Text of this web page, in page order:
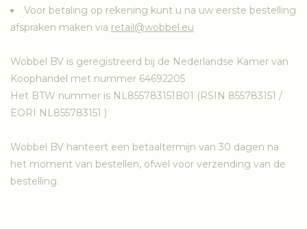
Voor betaling op rekening kunt u na uw eerste bestelling
afspraken maken via retail@wobbel.eu
Wobbel BV is geregistreerd bij de Nederlandse Kamer van
Koophandel met nummer 64692205
Het BTW nummer is NL855783151B01 (RSIN 855783151 /
EORI NL855783151 )
Wobbel BV hanteert een betaaltermijn van 30 dagen na
het moment van bestellen, ofwel voor verzending van de
bestelling.